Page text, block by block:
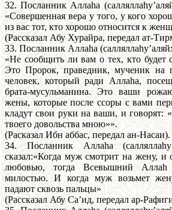
32. Посланник Аллаhа
«Совершенная вера у того, у кого
из вас тот, кто хорошо относится к
(Рассказал Абу Хурайра, передал ат-
33. Посланник Аллаhа
«Не сообщить ли вам о тех, кто будет
Это Пророк, праведник, мученик на
человек, который ради Аллаhа,
брата-мусульманина. Это ваши
жены, которые после ссоры с вами
кладут свои руки на ваши, и говорят:
твоего довольства мною»».
(Расказал Ибн аббас, передал ан-Насаи).
34. Посланник Аллаhа
сказал:«Когда муж смотрит на жену, и
любовью, тогда Всевышний
милостью. И когда муж возьмет
падают сквозь пальцы»
(Рассказал Абу Са’ид, передал ар-